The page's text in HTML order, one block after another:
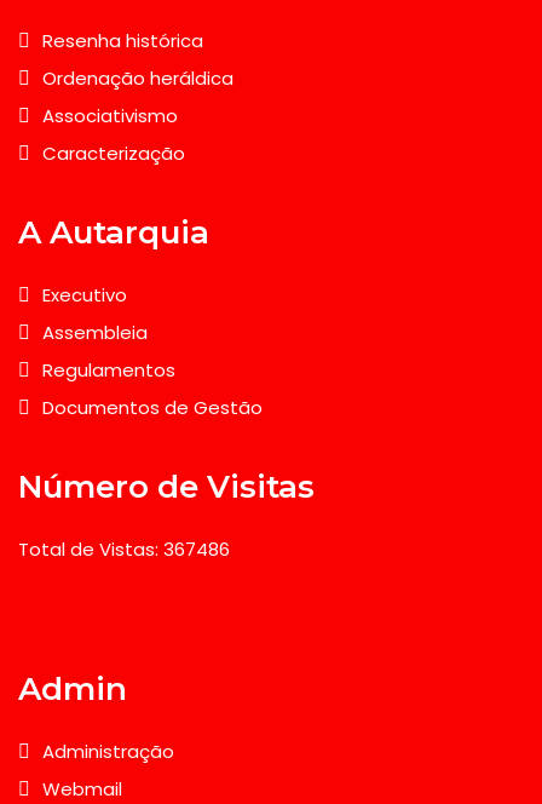
Resenha histórica
Ordenação heráldica
Associativismo
Caracterização
A Autarquia
Executivo
Assembleia
Regulamentos
Documentos de Gestão
Número de Visitas
Total de Vistas: 367486
Admin
Administração
Webmail